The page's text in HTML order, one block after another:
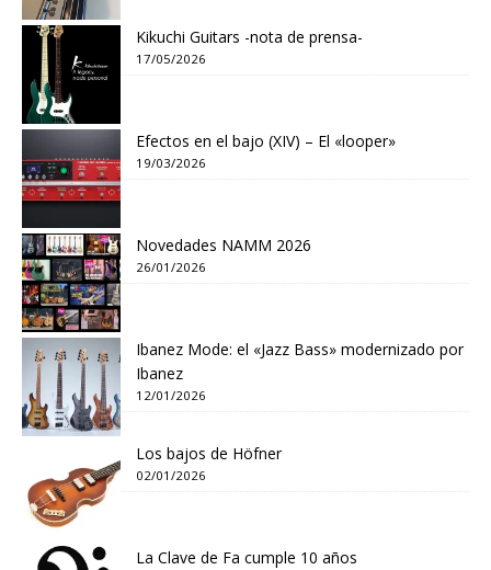
Kikuchi Guitars -nota de prensa-
17/05/2026
Efectos en el bajo (XIV) – El «looper»
19/03/2026
Novedades NAMM 2026
26/01/2026
Ibanez Mode: el «Jazz Bass» modernizado por
Ibanez
12/01/2026
Los bajos de Höfner
02/01/2026
La Clave de Fa cumple 10 años